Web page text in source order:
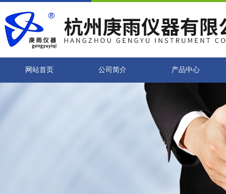
网站首页 公司简介 产品中心